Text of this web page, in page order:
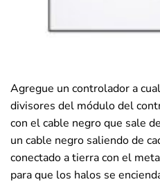
Agregue un controlador a
divisores del módulo del
con el cable negro que sale
un cable negro saliendo de
conectado a tierra con el
para que los halos se